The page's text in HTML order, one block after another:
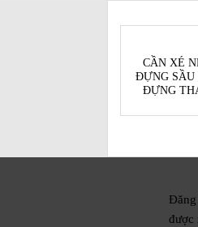
CẦN XÉ
ĐỰNG SẦU
ĐỰNG
Đăng
được